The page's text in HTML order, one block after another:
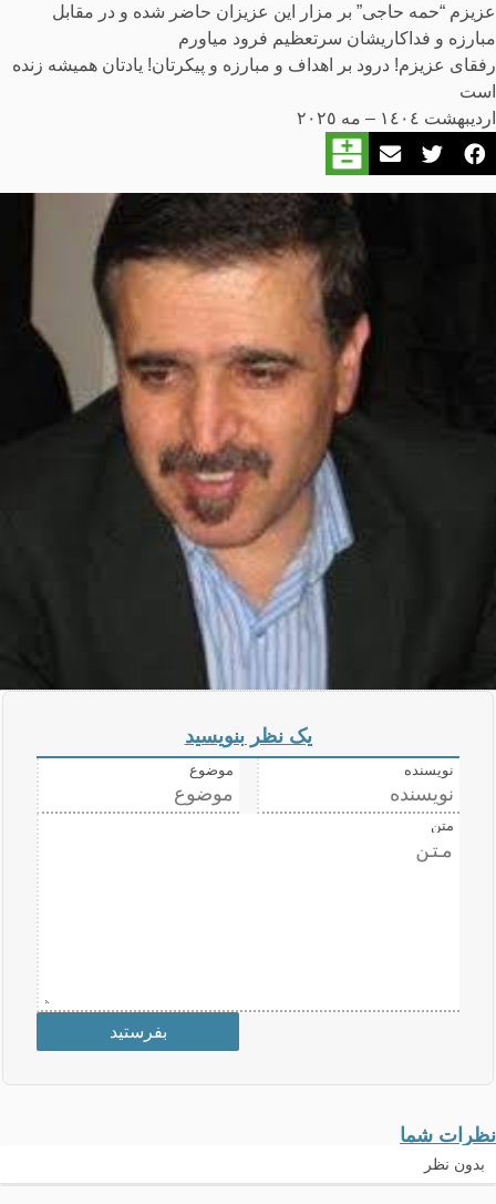
عزیزم “حمه حاجی” بر مزار این عزیزان حاضر شده و در مقابل
مبارزه و فداکاریشان سرتعظیم فرود میاورم
رفقای عزیزم! درود بر اهداف و مبارزه و پیکرتان! یادتان همیشه زنده
است
اردیبهشت ١٤٠٤ – مه ۲۰٢٥
یک نظر بنویسید
نویسنده موضوع
متن
نظرات شما
بدون نظر